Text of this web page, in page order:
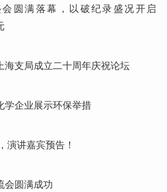
圆满落幕，以破纪录盛况开启
海支局成立二十周年庆祝论坛
企业展示环保举措
演讲嘉宾预告！
会圆满成功